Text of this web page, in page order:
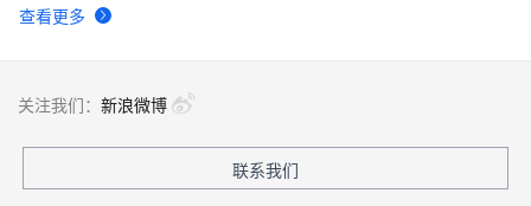
查看更多
关注我们： 新浪微博
联系我们